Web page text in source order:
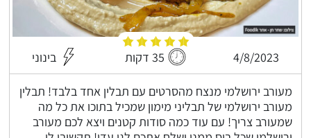
4/8/2023 35 דקות בינוני
מעורב ירושלמי מנצח מהסרטים עם תבלין אחד בלבד! תבלין
מעורב ירושלמי של תבליני מימון שמכיל בתוכו את כל מה
שמעורב צריך! עם עוד כמה סודות קטנים ויצא לכם מעורב